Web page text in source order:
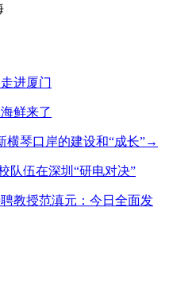
进厦门
鲜来了
横琴口岸的建设和“成长”→
队伍在深圳“研电对决”
教授范滇元：今日全面发